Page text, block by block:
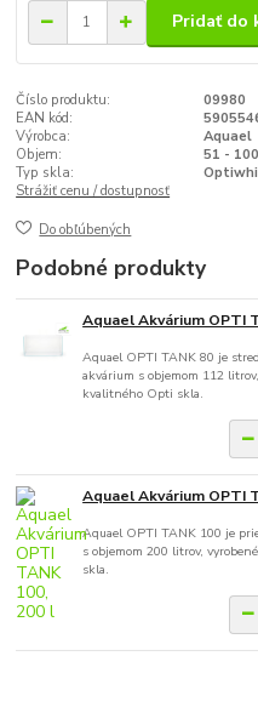
Pridať do
Číslo produktu:
09980
EAN kód:
Výrobca:
Aquael
Objem:
51 -
Typ skla:
Strážiť cenu / dostupnosť
Do obľúbených
Podobné produkty
Aquael Akvárium OPTI
Aquael OPTI TANK 80 je
akvárium s objemom 112
kvalitného Opti skla.
Aquael Akvárium OPTI
Aquael OPTI TANK 100 je
s objemom 200 litrov,
skla.